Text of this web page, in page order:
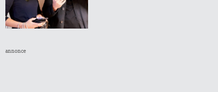
annonce